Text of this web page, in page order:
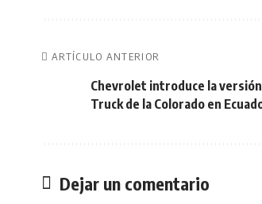
ARTÍCULO ANTERIOR
Chevrolet introduce la
Truck de la Colorado en
Dejar un comentario